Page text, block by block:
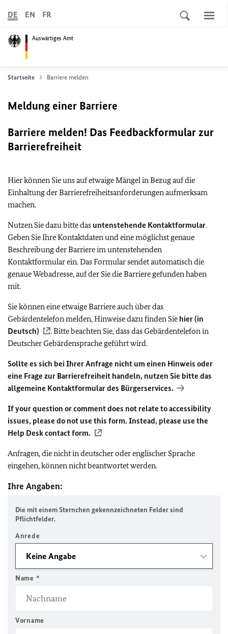
Auswärtiges Amt
DE EN FR
Startseite Barriere melden
Meldung einer Barriere
Barriere melden! Das Feedbackformular zur
Barrierefreiheit
Hier können Sie uns auf etwaige Mängel in Bezug auf die
Einhaltung der Barrierefreiheitsanforderungen aufmerksam
machen.
Nutzen Sie dazu bitte das untenstehende Kontaktformular.
Geben Sie Ihre Kontaktdaten und eine möglichst genaue
Beschreibung der Barriere im untenstehenden
Kontaktformular ein. Das Formular sendet automatisch die
genaue Webadresse, auf der Sie die Barriere gefunden haben
mit.
Sie können eine etwaige Barriere auch über das
Gebärdentelefon melden, Hinweise dazu finden Sie hier (in
Deutsch)
. Bitte beachten Sie, dass das Gebärdentelefon in
Deutscher Gebärdensprache geführt wird.
Sollte es sich bei Ihrer Anfrage nicht um einen Hinweis oder
eine Frage zur Barrierefreiheit handeln, nutzen Sie bitte das
allgemeine Kontaktformular des Bürgerservices.
If your question or comment does not relate to accessibility
issues, please do not use this form. Instead, please use the
Help Desk contact form.
Anfragen, die nicht in deutscher oder englischer Sprache
eingehen, können nicht beantwortet werden.
Ihre Angaben:
Die mit einem Sternchen gekennzeichneten Felder sind
Pflichtfelder.
Anrede
Name *
Vorname